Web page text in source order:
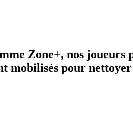
Zone+, nos joueurs
mobilisés pour